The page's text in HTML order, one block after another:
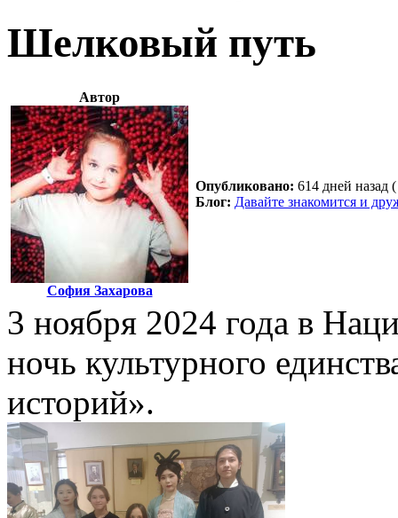
Шелковый путь
Автор
София Захарова
Опубликовано: 614 дней назад
Блог: Давайте знакомится и
3 ноября 2024 года в
ночь культурного
историй».